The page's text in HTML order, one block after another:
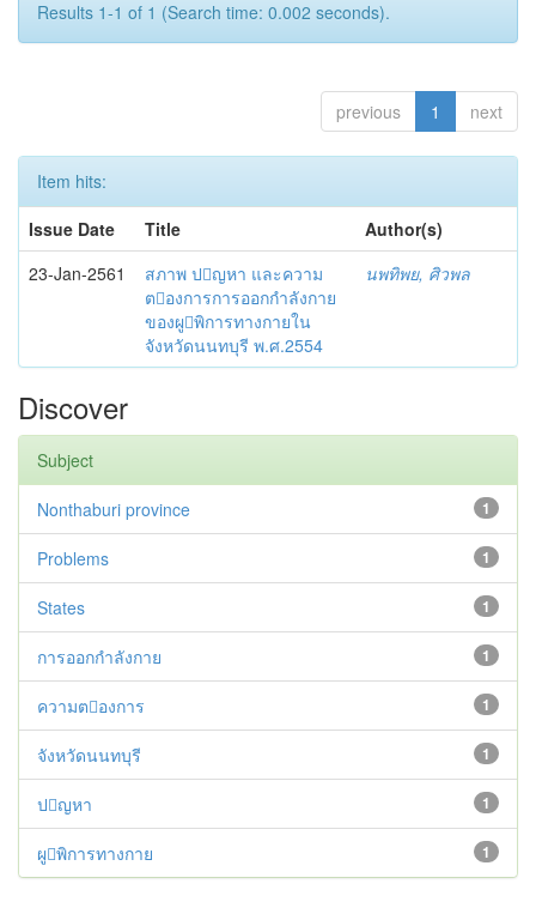
Results 1-1 of 1 (Search time: 0.002 seconds).
previous 1 next
Item hits:
Issue Date
Title
Author(s)
23-Jan-2561
สภาพ ปญหา และความ
ตองการการออกกำลังกาย
ของผูพิการทางกายใน
จังหวัดนนทบุรี พ.ศ.2554
นพทิพย, ศิวพล
Discover
Subject
1
Nonthaburi province
1
Problems
1
States
1
การออกกำลังกาย
1
ความตองการ
1
จังหวัดนนทบุรี
1
ปญหา
1
ผูพิการทางกาย